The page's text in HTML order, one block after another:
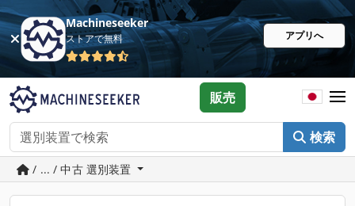
Machineseeker
ストアで無料 アプリへ
検索
販売
/ ... / 中古 選別装置